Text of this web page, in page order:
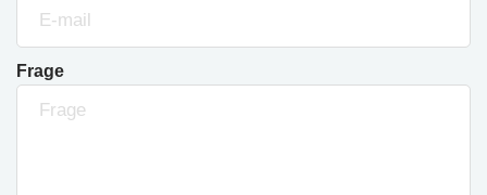
Frage